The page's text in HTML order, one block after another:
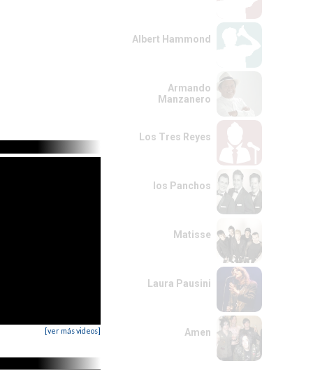
[ver más videos]
Albert Hammond
Armando
Manzanero
Los Tres Reyes
los Panchos
Matisse
Laura Pausini
Amen